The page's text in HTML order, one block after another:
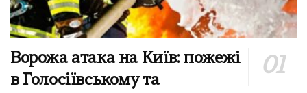
Ворожа атака на Київ: пожежі
в Голосіївському та